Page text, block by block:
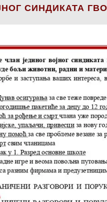
СИНДИКАТА